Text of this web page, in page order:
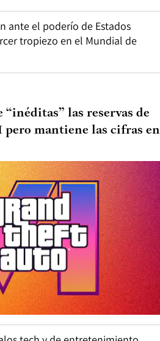
ante el poderío de Estados
tropiezo en el Mundial de
las reservas de
pero mantiene las cifras en